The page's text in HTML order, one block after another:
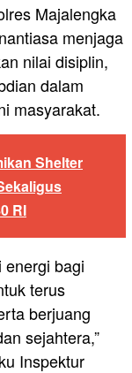
Majalengka
menjaga
nilai disiplin,
dalam
masyarakat.
Shelter
RI
energi bagi
terus
berjuang
sejahtera,”
Inspektur